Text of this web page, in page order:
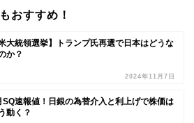
おすすめ！
米大統領選挙】トランプ氏再選で日本はどうな
か？
2024年11月7日
SQ速報値！日銀の為替介入と利上げで株価は
動く？